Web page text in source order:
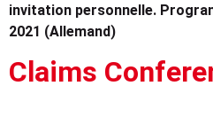
invitation personnelle.
2021 (Allemand)
Claims